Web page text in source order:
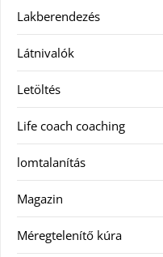
Lakberendezés
Látnivalók
Letöltés
Life coach coaching
lomtalanítás
Magazin
Méregtelenítő kúra